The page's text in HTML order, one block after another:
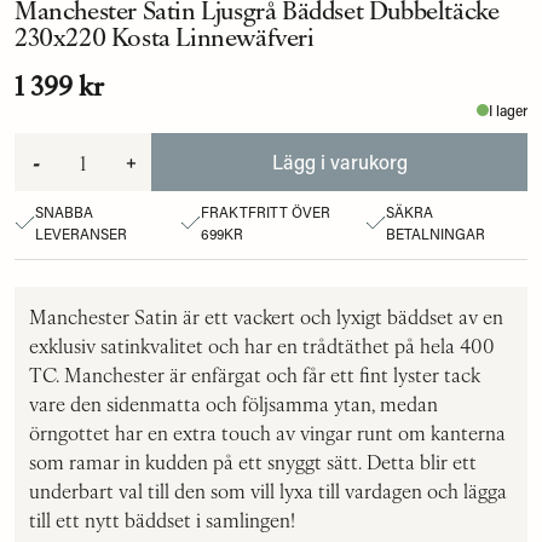
Manchester Satin Ljusgrå Bäddset Dubbeltäcke
230x220 Kosta Linnewäfveri
1 399 kr
I lager
- + Lägg i varukorg
SNABBA
LEVERANSER
FRAKTFRITT ÖVER
699KR
SÄKRA
BETALNINGAR
Manchester Satin är ett vackert och lyxigt bäddset av en
exklusiv satinkvalitet och har en trådtäthet på hela 400
TC. Manchester är enfärgat och får ett fint lyster tack
vare den sidenmatta och följsamma ytan, medan
örngottet har en extra touch av vingar runt om kanterna
som ramar in kudden på ett snyggt sätt. Detta blir ett
underbart val till den som vill lyxa till vardagen och lägga
till ett nytt bäddset i samlingen!